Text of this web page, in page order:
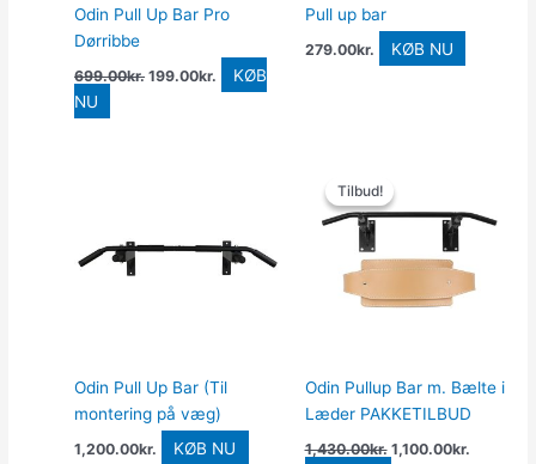
Odin Pull Up Bar Pro
Dørribbe
699.00kr. 199.00kr.
KØB
NU
Pull up bar
279.00kr. KØB NU
Odin Pull Up Bar (Til
montering på væg)
1,200.00kr. KØB NU
Tilbud!
Tilbud!
Odin Pullup Bar m. Bælte i
Læder PAKKETILBUD
1,430.00kr.
pris
var:
1,430.00kr..
1,100.00kr.
er: